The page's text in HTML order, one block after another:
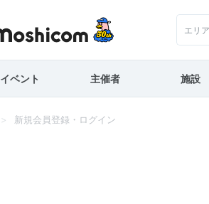
エリ
イベント 主催者 施設
新規会員登録・ログイン